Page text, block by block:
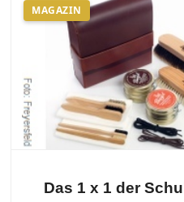
MAGAZIN
Das 1 x 1 der